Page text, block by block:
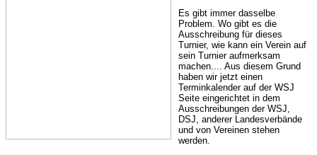
Es gibt immer dasselbe
Problem. Wo gibt es die
Ausschreibung für dieses
Turnier, wie kann ein Verein auf
sein Turnier aufmerksam
machen.... Aus diesem Grund
haben wir jetzt einen
Terminkalender auf der WSJ
Seite eingerichtet in dem
Ausschreibungen der WSJ,
DSJ, anderer Landesverbände
und von Vereinen stehen
werden.